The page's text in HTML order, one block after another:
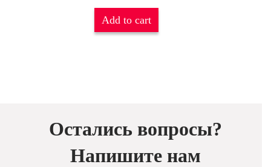
Add to cart
Остались вопросы?
Напишите нам